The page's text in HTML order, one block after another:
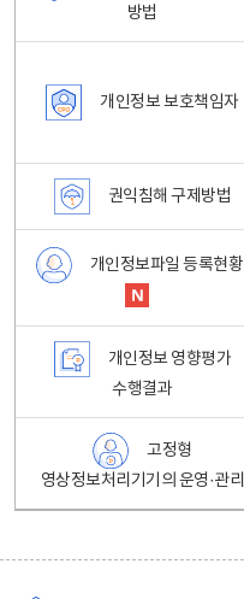
방법
개인정보 보호책임자
권익침해 구제방법
개인정보파일 등록현황
개인정보 영향평가
수행결과
고정형
영상정보처리기기의 운영·관리